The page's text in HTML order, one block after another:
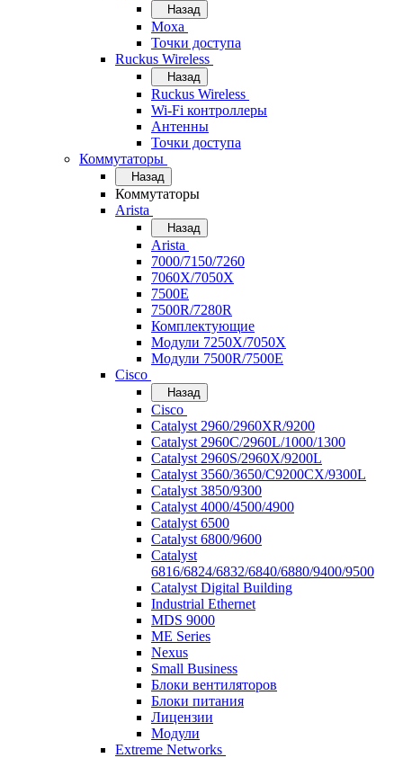
Назад
Moxa
Точки доступа
Ruckus Wireless
Назад
Ruckus Wireless
Wi-Fi контроллеры
Антенны
Точки доступа
Коммутаторы
Назад
Коммутаторы
Arista
Назад
Arista
7000/7150/7260
7060X/7050X
7500E
7500R/7280R
Комплектующие
Модули 7250X/7050X
Модули 7500R/7500E
Cisco
Назад
Cisco
Catalyst 2960/2960XR/9200
Catalyst 2960C/2960L/1000/1300
Catalyst 2960S/2960X/9200L
Catalyst 3560/3650/C9200CX/9300L
Catalyst 3850/9300
Catalyst 4000/4500/4900
Catalyst 6500
Catalyst 6800/9600
Catalyst
6816/6824/6832/6840/6880/9400/9500
Catalyst Digital Building
Industrial Ethernet
MDS 9000
ME Series
Nexus
Small Business
Блоки вентиляторов
Блоки питания
Лицензии
Модули
Extreme Networks